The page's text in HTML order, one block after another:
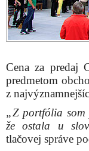
Cena za predaj
predmetom
z
„Z portfólia som
že ostala u
tlačovej správe